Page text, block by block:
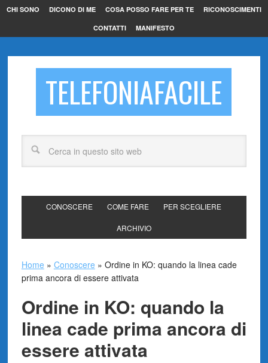
CHI SONO DICONO DI ME COSA POSSO FARE PER TE RICONOSCIMENTI
CONTATTI MANIFESTO
TELEFONIAFACILE
CONOSCERE COME FARE PER SCEGLIERE
ARCHIVIO
Home » Conoscere » Ordine in KO: quando la linea cade
prima ancora di essere attivata
Ordine in KO: quando la
linea cade prima ancora di
essere attivata